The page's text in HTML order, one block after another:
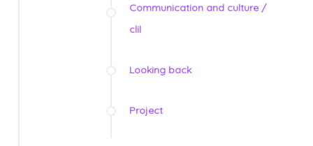
Communication and culture /
clil
Looking back
Project